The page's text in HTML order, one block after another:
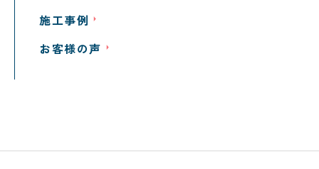
施工事例
お客様の声